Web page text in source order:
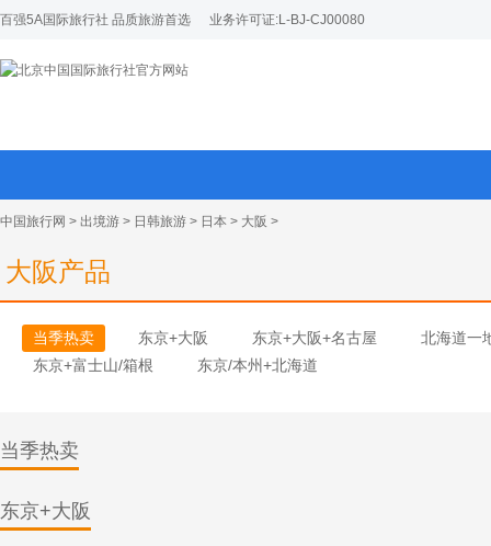
百强5A国际旅行社 品质旅游首选 业务许可证:L-BJ-CJ00080
中国旅行网 > 出境游 > 日韩旅游 > 日本 > 大阪 >
大阪产品
当季热卖 东京+大阪 东京+大阪+名古屋
北海道一
东京+富士山/箱根
东京/本州+北海道
当季热卖
东京+大阪